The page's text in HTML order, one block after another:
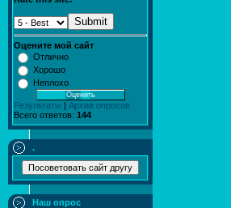
Submit
Оцените мой сайт
Отлично
Хорошо
Неплохо
Результаты
Архив опросов
Всего ответов: 144
.
Наш опрос